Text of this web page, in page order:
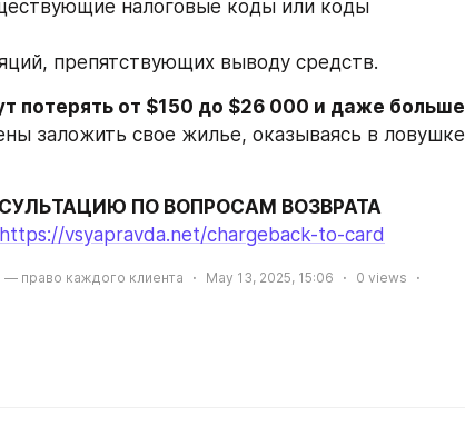
препятствующих выводу средств.
заложить свое жилье, оказываясь в ловушке
ПО ВОПРОСАМ ВОЗВРАТА
https://vsyapravda.net/chargeback-to-card
право каждого клиента May 13, 2025, 15:06 0 views